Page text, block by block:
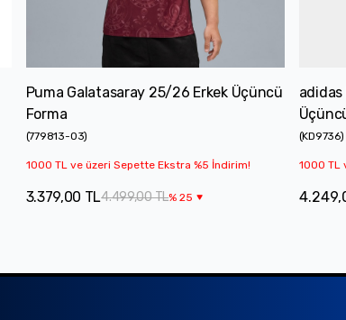
Puma Galatasaray 25/26 Erkek Üçüncü
Forma
(779813-03)
1000 TL ve üzeri Sepette Ekstra %5 İndirim!
4.499,00 TL%25
3.379,00 TL
(KD9736)
1000 TL